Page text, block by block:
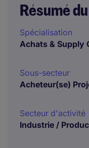
Résumé
Spécialisation
Achats & Supply
Sous-secteur
Acheteur(se)
Secteur d'activité
Industrie /